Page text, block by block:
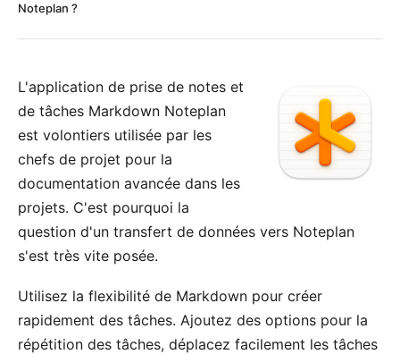
Noteplan ?
L'application de prise de notes et
de tâches Markdown Noteplan
est volontiers utilisée par les
chefs de projet pour la
documentation avancée dans les
projets. C'est pourquoi la
question d'un transfert de données vers Noteplan
s'est très vite posée.
Utilisez la flexibilité de Markdown pour créer
rapidement des tâches. Ajoutez des options pour la
répétition des tâches, déplacez facilement les tâches